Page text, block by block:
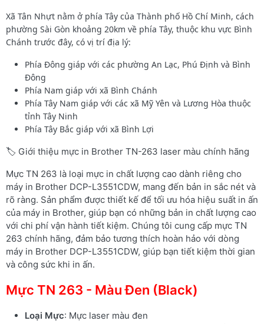
Xã Tân Nhựt nằm ở phía Tây của Thành phố Hồ Chí Minh, cách
phường Sài Gòn khoảng 20km về phía Tây, thuộc khu vực Bình
Chánh trước đây, có vị trí địa lý:
Phía Đông giáp với các phường An Lạc, Phú Định và Bình
Đông
Phía Nam giáp với xã Bình Chánh
Phía Tây Nam giáp với các xã Mỹ Yên và Lương Hòa thuộc
tỉnh Tây Ninh
Phía Tây Bắc giáp với xã Bình Lợi
🏷️ Giới thiệu mực in Brother TN-263 laser màu chính hãng
Mực TN 263 là loại mực in chất lượng cao dành riêng cho
máy in Brother DCP-L3551CDW, mang đến bản in sắc nét và
rõ ràng. Sản phẩm được thiết kế để tối ưu hóa hiệu suất in ấn
của máy in Brother, giúp bạn có những bản in chất lượng cao
với chi phí vận hành tiết kiệm. Chúng tôi cung cấp mực TN
263 chính hãng, đảm bảo tương thích hoàn hảo với dòng
máy in Brother DCP-L3551CDW, giúp bạn tiết kiệm thời gian
và công sức khi in ấn.
Mực TN 263 - Màu Đen (Black)
Loại Mực: Mực laser màu đen